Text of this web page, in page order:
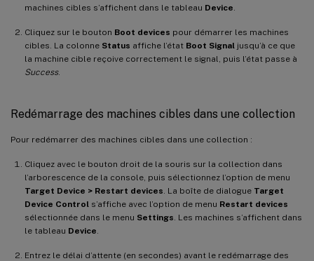
machines cibles s’affichent dans le tableau Device
Cliquez sur le bouton Boot devices pour démarrer les machines
cibles. La colonne Status affiche l’état Boot Signal jusqu’à ce que
la machine cible reçoive correctement le signal, puis l’état passe à
Success.
Redémarrage des machines cibles dans une collection
Pour redémarrer des machines cibles dans une collection :
Cliquez avec le bouton droit de la souris sur la collection dans
l’arborescence de la console, puis sélectionnez l’option de menu
Target Device > Restart devices . La boîte de dialogue Target
Device Control s’affiche avec l’option de menu Restart devices
sélectionnée dans le menu Settings . Les machines s’affichent dans
le tableau Device
Entrez le délai d’attente (en secondes) avant le redémarrage des